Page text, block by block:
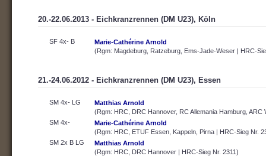
20.-22.06.2013 - Eichkranzrennen (DM U23), Köln
SF 4x- B
Marie-Cathérine Arnold
(Rgm: Magdeburg, Ratzeburg, Ems-Jade-Weser | HRC-
21.-24.06.2012 - Eichkranzrennen (DM U23), Essen
SM 4x- LG
Matthias Arnold
(Rgm: HRC, DRC Hannover, RC Allemania Hamburg,
SM 4x-
Marie-Cathérine Arnold
(Rgm: HRC, ETUF Essen, Kappeln, Pirna | HRC-Sieg Nr.
SM 2x B LG
Matthias Arnold
(Rgm: HRC, DRC Hannover | HRC-Sieg Nr. 2311)